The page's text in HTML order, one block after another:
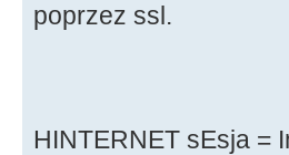
poprzez ssl.
HINTERNET sEsja =